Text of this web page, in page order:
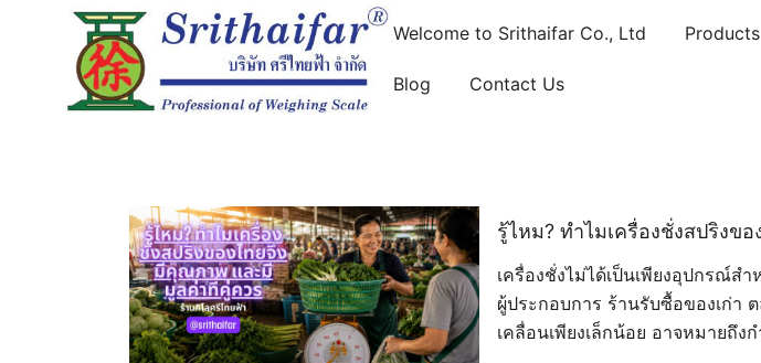
Welcome to Srithaifar Co., Ltd Products
Blog Contact Us
รู้ไหม? ทำไมเครื่องชั่งสปริง
เครื่องชั่งไม่ได้เป็นเพียงอุปกรณ์ส
ผู้ประกอบการ ร้านรับซื้อของเก่า
เคลื่อนเพียงเล็กน้อย อาจหมายถึ